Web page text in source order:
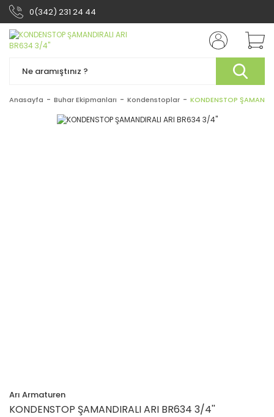
0(342) 231 24 44
Anasayfa Buhar Ekipmanları Kondenstoplar KONDENSTOP
Arı Armaturen
KONDENSTOP ŞAMANDIRALI ARI BR634 3/4''